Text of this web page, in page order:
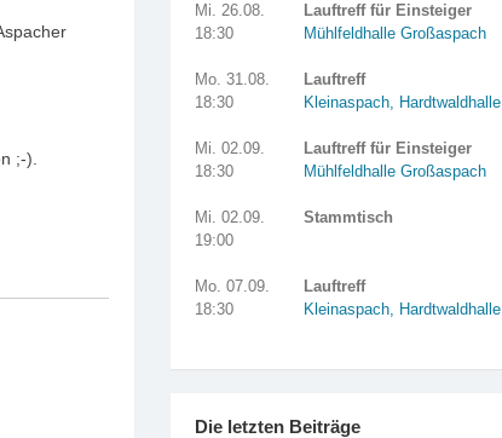
;-).
Mi. 26.08.
18:30
Lauftreff für Einsteiger
Mühlfeldhalle Großaspach
Mo. 31.08.
18:30
Lauftreff
Kleinaspach, Hardtwaldhalle
Mi. 02.09.
18:30
Lauftreff für Einsteiger
Mühlfeldhalle Großaspach
Mi. 02.09.
19:00
Stammtisch
Mo. 07.09.
18:30
Lauftreff
Kleinaspach, Hardtwaldhalle
Die letzten Beiträge